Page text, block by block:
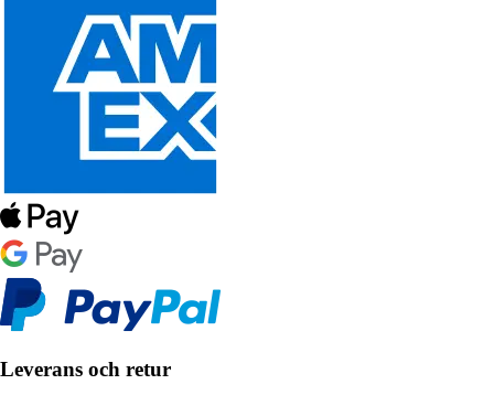
Leverans och retur